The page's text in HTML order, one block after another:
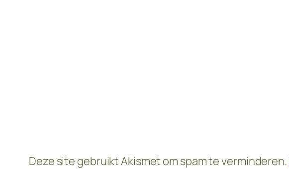
Deze site gebruikt Akismet om spam te verminderen.